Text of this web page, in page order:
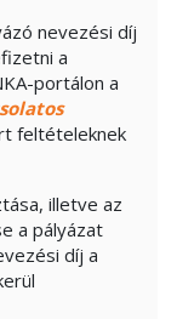
nevezési díj
a
portálon a
feltételeknek
illetve az
a pályázat
díj a